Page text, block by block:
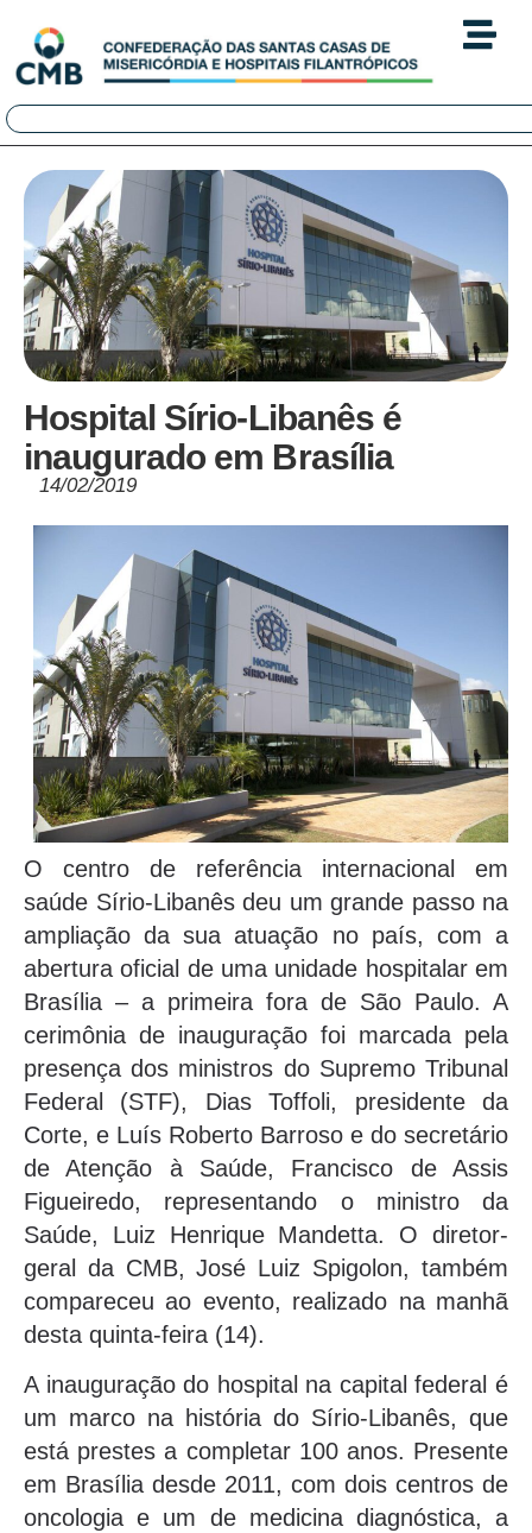
Hospital Sírio-Libanês é
inaugurado em Brasília
14/02/2019
O centro de referência internacional em
saúde Sírio-Libanês deu um grande passo na
ampliação da sua atuação no país, com a
abertura oficial de uma unidade hospitalar em
Brasília – a primeira fora de São Paulo. A
cerimônia de inauguração foi marcada pela
presença dos ministros do Supremo Tribunal
Federal (STF), Dias Toffoli, presidente da
Corte, e Luís Roberto Barroso e do secretário
de Atenção à Saúde, Francisco de Assis
Figueiredo, representando o ministro da
Saúde, Luiz Henrique Mandetta. O diretor-
geral da CMB, José Luiz Spigolon, também
compareceu ao evento, realizado na manhã
desta quinta-feira (14).
A inauguração do hospital na capital federal é
um marco na história do Sírio-Libanês, que
está prestes a completar 100 anos. Presente
em Brasília desde 2011, com dois centros de
oncologia e um de medicina diagnóstica, a